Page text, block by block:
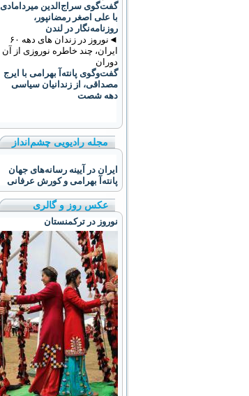
گفت‌گوی سراج‌الدین میردامادی
با علی اصغر رمضانپور،
روزنامه‌نگار در لندن
◄نوروز در زندان های دهه ۶۰
ایران، چند خاطره نوروزی از آن
دوران
گفت‌وگوی پانته‌آ بهرامی با ایرج
مصداقی، از زندانیان سیاسی
دهه شصت
مجله رادیویی چشم‌انداز
ایران در آیینه رسانه‌های جهان
پانته‌آ بهرامی و کورش عرفانی
عکس روز و گالری
نوروز در ترکمنستان